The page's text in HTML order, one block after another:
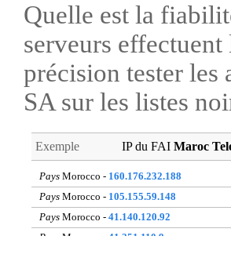
Quelle est la
serveurs
précision tester les
SA sur les listes
Exemple IP du FAI Maroc
Pays Morocco - 160.176.232.188
Pays Morocco - 105.155.59.148
Pays Morocco - 41.140.120.92
Pays Morocco -
41.251.110.9